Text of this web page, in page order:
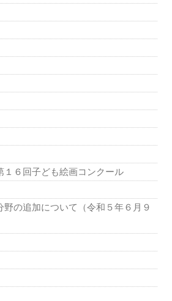
６回子ども絵画コンクール
の追加について（令和５年６月９